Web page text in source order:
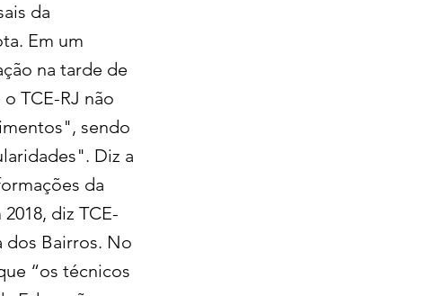
da
Em um
na tarde de
TCE-RJ não
sendo
Diz a
da
diz TCE-
dos Bairros. No
“os técnicos